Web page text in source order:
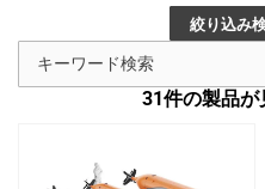
絞り込み
31件の製品が